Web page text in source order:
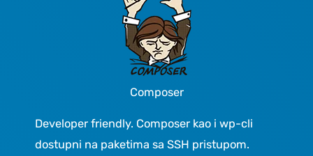
Composer
Developer friendly. Composer kao i wp-cli
dostupni na paketima sa SSH pristupom.